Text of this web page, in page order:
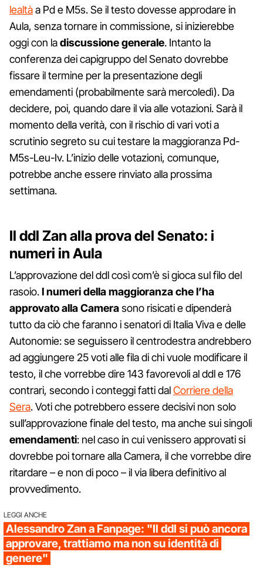
lealtàa Pd e M5s. Se il testo dovesse approdare in
Aula, senza tornare in commissione, si inizierebbe
oggi con ladiscussione generale. Intanto la
conferenza dei capigruppo del Senato dovrebbe
fissare il termine per la presentazione degli
emendamenti (probabilmente sarà mercoledì). Da
decidere, poi, quando dare il via alle votazioni. Sarà il
momento della verità, con il rischio di vari voti a
scrutinio segreto su cui testare la maggioranza Pd-
M5s-Leu-Iv. L’inizio delle votazioni, comunque,
potrebbe anche essere rinviato alla prossima
settimana.
Il ddl Zan alla prova del Senato: i
numeri in Aula
L’approvazione del ddl così com’è si gioca sul filo del
rasoio.I numeri della maggioranza che l’ha
approvato alla Camerasono risicati e dipenderà
tutto da ciò che faranno i senatori di Italia Viva e delle
Autonomie: se seguissero il centrodestra andrebbero
ad aggiungere 25 voti alle fila di chi vuole modificare il
testo, il che vorrebbe dire 143 favorevoli al ddl e 176
contrari, secondo i conteggi fatti dalCorriere della
Sera. Voti che potrebbero essere decisivi non solo
sull’approvazione finale del testo, ma anche sui singoli
emendamenti: nel caso in cui venissero approvati si
dovrebbe poi tornare alla Camera, il che vorrebbe dire
ritardare – e non di poco – il via libera definitivo al
provvedimento.
LEGGI ANCHE
Alessandro Zan a Fanpage: "Il ddl si può ancora
approvare, trattiamo ma non su identità di
genere"